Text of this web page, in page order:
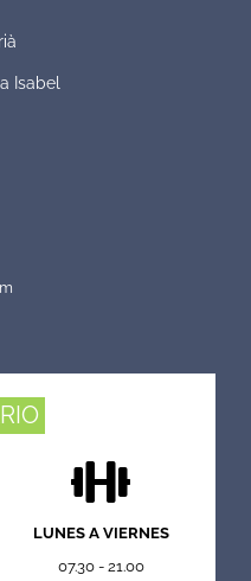
Isabel
LUNES A VIERNES
07.30 - 21.00